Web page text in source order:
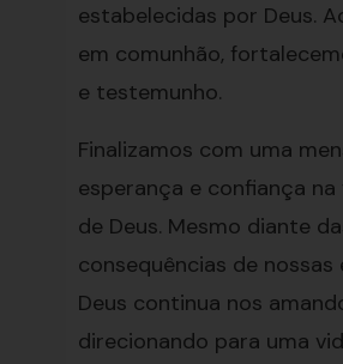
estabelecidas por Deus.
em comunhão,
e testemunho.
Finalizamos com uma
esperança e confiança na
de Deus. Mesmo diante
consequências de nossas
Deus continua nos
direcionando para uma